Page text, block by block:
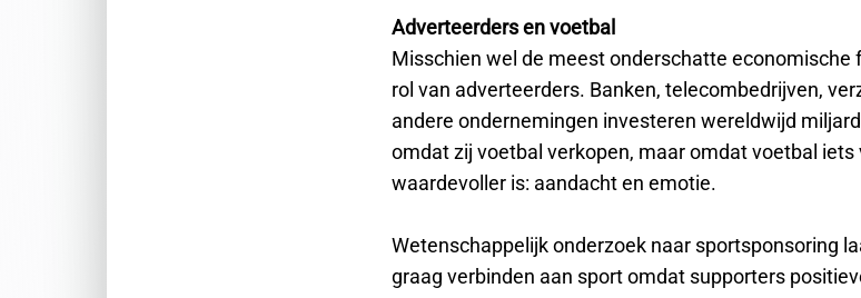
Adverteerders en voetbal
Misschien wel de meest onderschatte economische
rol van adverteerders. Banken, telecombedrijven,
andere ondernemingen investeren wereldwijd
omdat zij voetbal verkopen, maar omdat voetbal iets
waardevoller is: aandacht en emotie.
Wetenschappelijk onderzoek naar sportsponsoring
graag verbinden aan sport omdat supporters